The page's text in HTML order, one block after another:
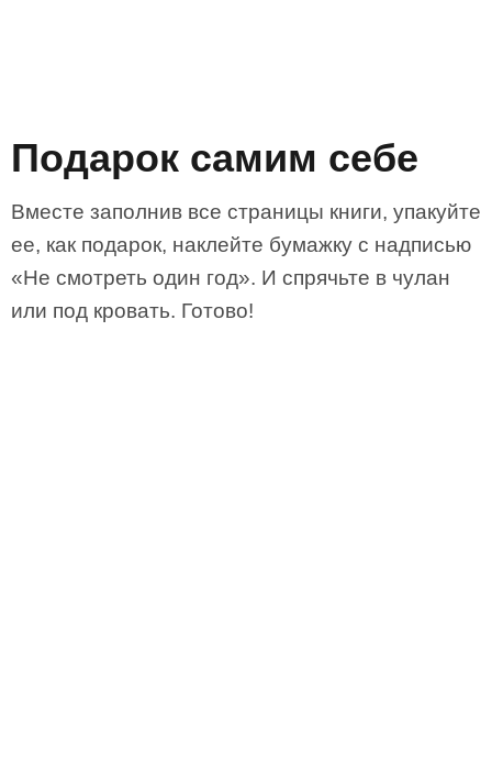
Подарок самим себе
Вместе заполнив все страницы книги, упакуйте
ее, как подарок, наклейте бумажку с надписью
«Не смотреть один год». И спрячьте в чулан
или под кровать. Готово!